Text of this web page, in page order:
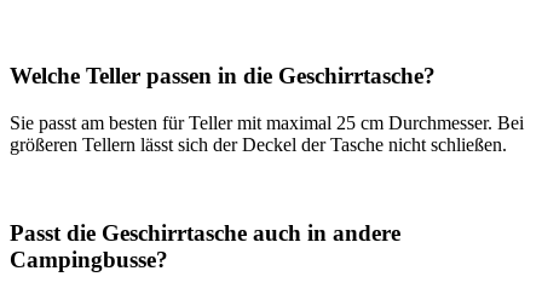
Welche Teller passen in die Geschirrtasche?
Sie passt am besten für Teller mit maximal 25 cm Durchmesser. Bei
größeren Tellern lässt sich der Deckel der Tasche nicht schließen.
Passt die Geschirrtasche auch in andere
Campingbusse?